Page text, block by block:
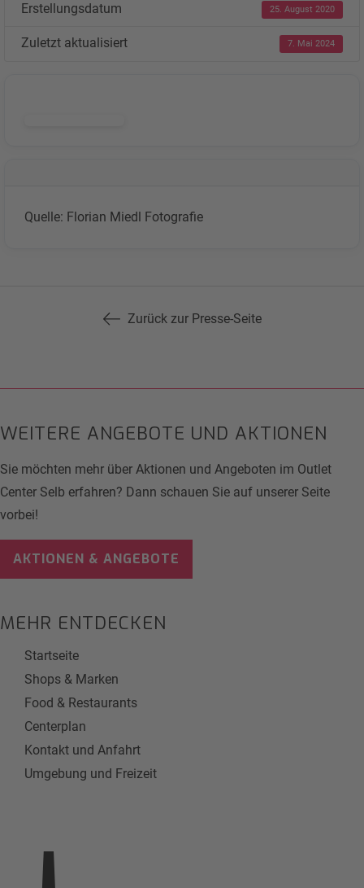
Erstellungsdatum 25. August 2020
Zuletzt aktualisiert 7. Mai 2024
Quelle: Florian Miedl Fotografie
Zurück zur Presse-Seite
WEITERE ANGEBOTE UND AKTIONEN
Sie möchten mehr über Aktionen und Angeboten im Outlet
Center Selb erfahren? Dann schauen Sie auf unserer Seite
vorbei!
AKTIONEN & ANGEBOTE
MEHR ENTDECKEN
Startseite
Shops & Marken
Food & Restaurants
Centerplan
Kontakt und Anfahrt
Umgebung und Freizeit